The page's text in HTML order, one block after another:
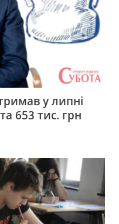
у липні
653 тис. грн